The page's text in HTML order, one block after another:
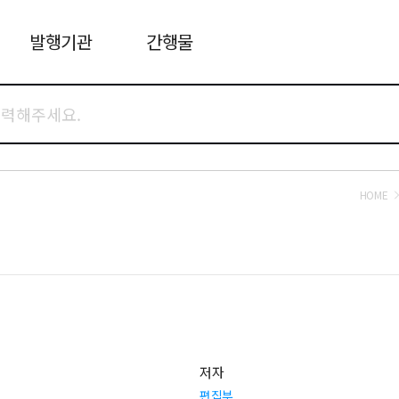
발행기관 간행물
HOME
저자